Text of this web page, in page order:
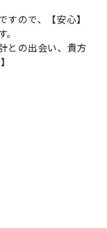
すので、【安心】
との出会い、貴方